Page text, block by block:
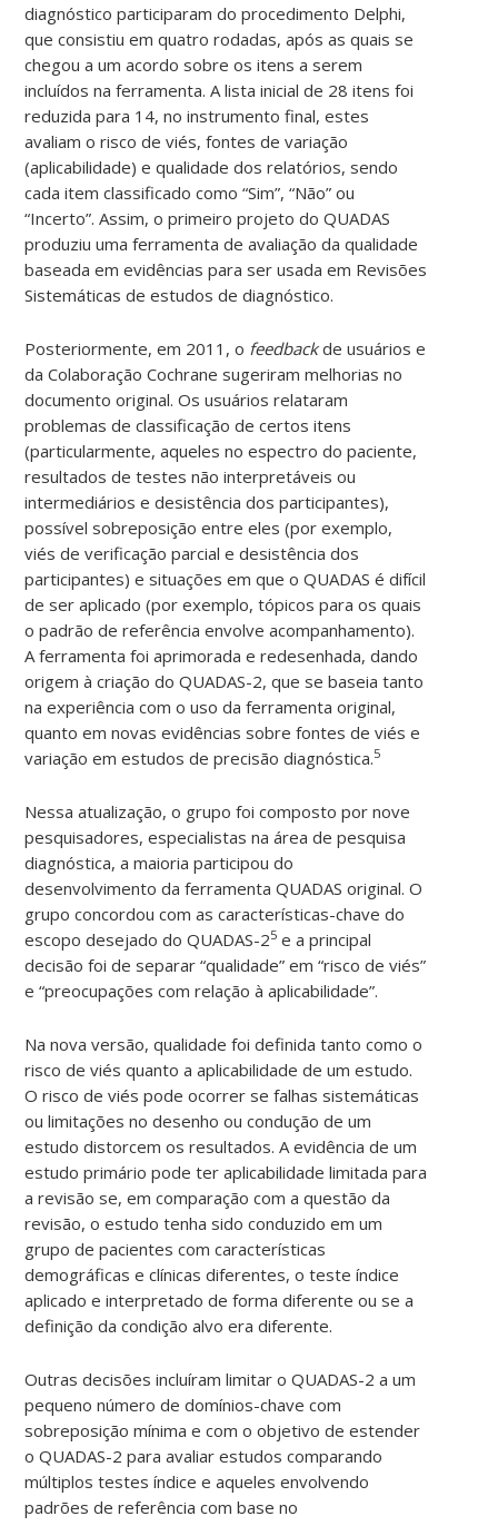
diagnóstico participaram do procedimento Delphi,
que consistiu em quatro rodadas, após as quais se
chegou a um acordo sobre os itens a serem
incluídos na ferramenta. A lista inicial de 28 itens foi
reduzida para 14, no instrumento final, estes
avaliam o risco de viés, fontes de variação
(aplicabilidade) e qualidade dos relatórios, sendo
cada item classificado como “Sim”, “Não” ou
“Incerto”. Assim, o primeiro projeto do QUADAS
produziu uma ferramenta de avaliação da qualidade
baseada em evidências para ser usada em Revisões
Sistemáticas de estudos de diagnóstico.
Posteriormente, em 2011, o feedbackde usuários e
da Colaboração Cochrane sugeriram melhorias no
documento original. Os usuários relataram
problemas de classificação de certos itens
(particularmente, aqueles no espectro do paciente,
resultados de testes não interpretáveis ou
intermediários e desistência dos participantes),
possível sobreposição entre eles (por exemplo,
viés de verificação parcial e desistência dos
participantes) e situações em que o QUADAS é difícil
de ser aplicado (por exemplo, tópicos para os quais
o padrão de referência envolve acompanhamento).
A ferramenta foi aprimorada e redesenhada, dando
origem à criação do QUADAS-2, que se baseia tanto
na experiência com o uso da ferramenta original,
quanto em novas evidências sobre fontes de viés e
variação em estudos de precisão diagnóstica.5
Nessa atualização, o grupo foi composto por nove
pesquisadores, especialistas na área de pesquisa
diagnóstica, a maioria participou do
desenvolvimento da ferramenta QUADAS original. O
grupo concordou com as características-chave do
escopo desejado do QUADAS-25 e a principal
decisão foi de separar “qualidade” em “risco de viés”
e “preocupações com relação à aplicabilidade”.
Na nova versão, qualidade foi definida tanto como o
risco de viés quanto a aplicabilidade de um estudo.
O risco de viés pode ocorrer se falhas sistemáticas
ou limitações no desenho ou condução de um
estudo distorcem os resultados. A evidência de um
estudo primário pode ter aplicabilidade limitada para
a revisão se, em comparação com a questão da
revisão, o estudo tenha sido conduzido em um
grupo de pacientes com características
demográficas e clínicas diferentes, o teste índice
aplicado e interpretado de forma diferente ou se a
definição da condição alvo era diferente.
Outras decisões incluíram limitar o QUADAS-2 a um
pequeno número de domínios-chave com
sobreposição mínima e com o objetivo de estender
o QUADAS-2 para avaliar estudos comparando
múltiplos testes índice e aqueles envolvendo
padrões de referência com base no